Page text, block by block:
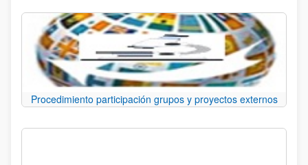
Procedimiento participación grupos y proyectos externos